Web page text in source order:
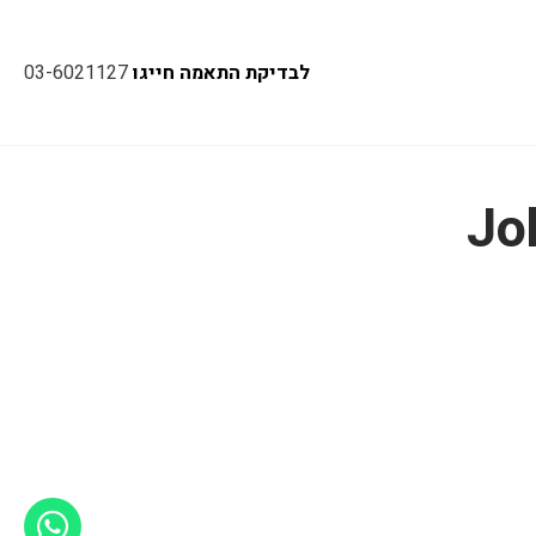
לבדיקת התאמה חייגו03-6021127